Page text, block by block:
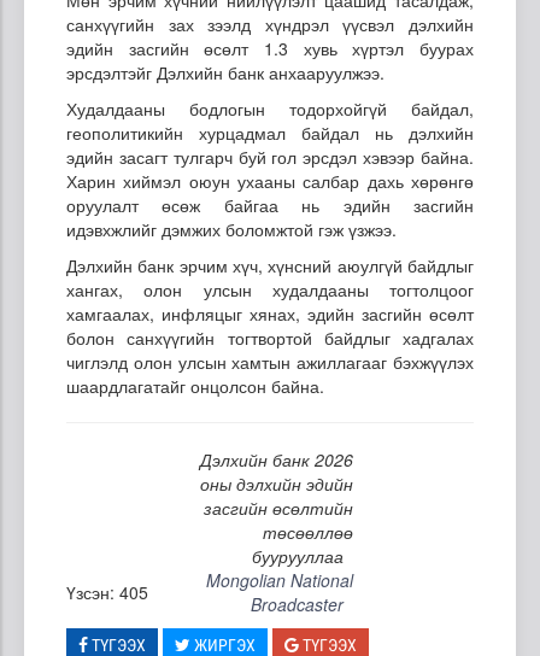
санхүүгийн зах зээлд хүндрэл үүсвэл дэлхийн
эдийн засгийн өсөлт 1.3 хувь хүртэл буурах
эрсдэлтэйг Дэлхийн банк анхааруулжээ.
Худалдааны бодлогын тодорхойгүй байдал,
геополитикийн хурцадмал байдал нь дэлхийн
эдийн засагт тулгарч буй гол эрсдэл хэвээр байна.
Харин хиймэл оюун ухааны салбар дахь хөрөнгө
оруулалт өсөж байгаа нь эдийн засгийн
идэвхжлийг дэмжих боломжтой гэж үзжээ.
Дэлхийн банк эрчим хүч, хүнсний аюулгүй байдлыг
хангах, олон улсын худалдааны тогтолцоог
хамгаалах, инфляцыг хянах, эдийн засгийн өсөлт
болон санхүүгийн тогтвортой байдлыг хадгалах
чиглэлд олон улсын хамтын ажиллагааг бэхжүүлэх
шаардлагатайг онцолсон байна.
Дэлхийн банк 2026
оны дэлхийн эдийн
засгийн өсөлтийн
төсөөллөө
буурууллаа
Үзсэн: 405
Mongolian National
Broadcaster
ТҮГЭЭХ ЖИРГЭХ ТҮГЭЭХ